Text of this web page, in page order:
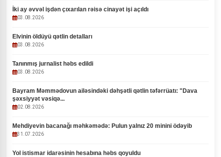
İki ay əvvəl işdən çıxarılan rəisə cinayət işi açıldı
03.08.2026
Elvinin öldüyü qətlin detalları
03.08.2026
Tanınmış jurnalist həbs edildi
03.08.2026
Bayram Məmmədovun ailəsindəki dəhşətli qətlin təfərrüatı: "Dava
şəxsiyyət vəsiqə...
02.08.2026
Mehdiyevin bacanağı məhkəmədə: Pulun yalnız 20 minini ödəyib
31.07.2026
Yol istismar idarəsinin hesabına həbs qoyuldu